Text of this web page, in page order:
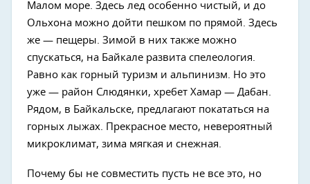
Малом море. Здесь лед особенно чистый, и до
Ольхона можно дойти пешком по прямой. Здесь
же — пещеры. Зимой в них также можно
спускаться, на Байкале развита спелеология.
Равно как горный туризм и альпинизм. Но это
уже — район Слюдянки, хребет Хамар — Дабан.
Рядом, в Байкальске, предлагают покататься на
горных лыжах. Прекрасное место, невероятный
микроклимат, зима мягкая и снежная.
Почему бы не совместить пусть не все это, но